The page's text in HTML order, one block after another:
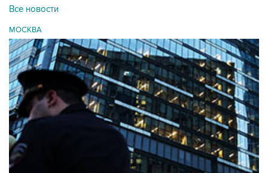
Все новости
МОСКВА